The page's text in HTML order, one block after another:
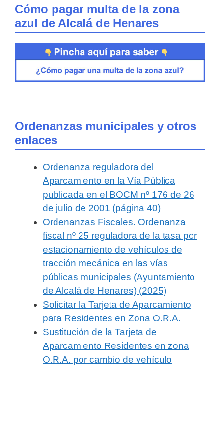
Cómo pagar multa de la zona
azul de Alcalá de Henares
Ordenanzas municipales y otros
enlaces
Ordenanza reguladora del
Aparcamiento en la Vía Pública
publicada en el BOCM nº 176 de 26
de julio de 2001 (página 40)
Ordenanzas Fiscales. Ordenanza
fiscal nº 25 reguladora de la tasa por
estacionamiento de vehículos de
tracción mecánica en las vías
públicas municipales (Ayuntamiento
de Alcalá de Henares) (2025)
Solicitar la Tarjeta de Aparcamiento
para Residentes en Zona O.R.A.
Sustitución de la Tarjeta de
Aparcamiento Residentes en zona
O.R.A. por cambio de vehículo